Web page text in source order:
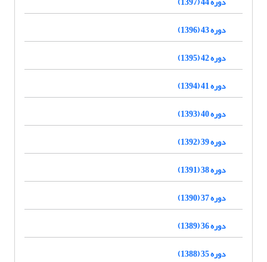
دوره 43 (1396)
دوره 42 (1395)
دوره 41 (1394)
دوره 40 (1393)
دوره 39 (1392)
دوره 38 (1391)
دوره 37 (1390)
دوره 36 (1389)
دوره 35 (1388)